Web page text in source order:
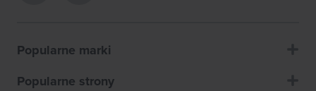
Popularne marki
Popularne strony